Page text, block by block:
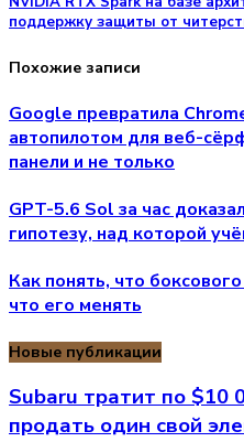
поддержку защиты от
Похожие записи
Google превратила
автопилотом для веб-
панели и не только
GPT-5.6 Sol за час
гипотезу, над которой
Как понять, что
что его менять
Новые публикации
Subaru тратит по $10
продать один свой